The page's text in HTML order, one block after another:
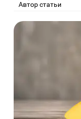
Автор статьи